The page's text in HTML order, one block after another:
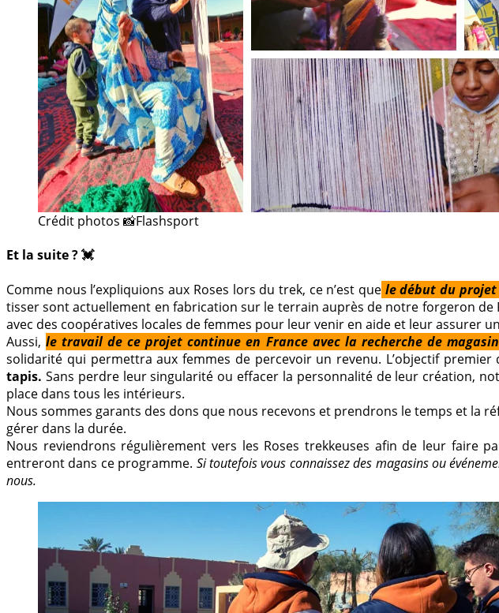
Crédit photos 📸Flashsport
Et la suite ? 💓
Comme nous l’expliquions aux Roses lors du trek, ce n’est que le début du
tisser sont actuellement en fabrication sur le terrain auprès de notre forgeron
avec des coopératives locales de femmes pour leur venir en aide et leur assurer
Aussi,le travail de ce projet continue en France avec la recherche de
solidarité qui permettra aux femmes de percevoir un revenu. L’objectif premier
tapis. Sans perdre leur singularité ou effacer la personnalité de leur création,
place dans tous les intérieurs.
Nous sommes garants des dons que nous recevons et prendrons le temps et la
gérer dans la durée.
Nous reviendrons régulièrement vers les Roses trekkeuses afin de leur faire
entreront dans ce programme. Si toutefois vous connaissez des magasins ou
nous.